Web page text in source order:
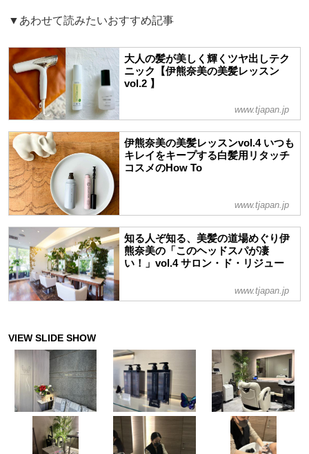
▼あわせて読みたいおすすめ記事
大人の髪が美しく輝くツヤ出しテク
ニック【伊熊奈美の美髪レッスン
vol.2 】
www.tjapan.jp
伊熊奈美の美髪レッスンvol.4 いつも
キレイをキープする白髪用リタッチ
コスメのHow To
www.tjapan.jp
知る人ぞ知る、美髪の道場めぐり伊
熊奈美の「このヘッドスパが凄
い！」vol.4 サロン・ド・リジュー
www.tjapan.jp